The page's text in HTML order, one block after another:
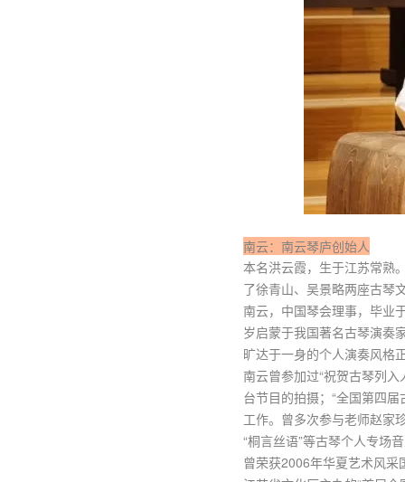
南云：南云琴庐创始人
本名洪云霞，生于江苏常熟
了徐青山、吴景略两座古琴
南云，中国琴会理事，毕业
岁启蒙于我国著名古琴演奏
旷达于一身的个人演奏风格
南云曾参加过“祝贺古琴列
台节目的拍摄；“全国第四
工作。曾多次参与老师赵家
“桐言丝语”等古琴个人专场
曾荣获2006年华夏艺术风